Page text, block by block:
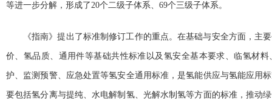
等进一步分解，形成了20个二级子体系、69个三级子体系。
《指南》提出了标准制修订工作的重点。在基础与安全方面，主
价、氢品质、通用件等基础共性标准以及氢安全基本要求、临氢材
护、监测预警、应急处置等氢安全通用标准，是氢能供应与氢能应用
要包括氢分离与提纯、水电解制氢、光解水制氢等方面的标准，推动